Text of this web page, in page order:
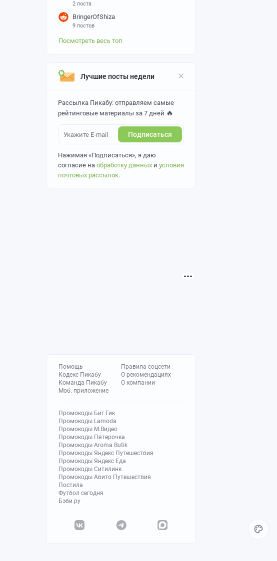
2 поста
BringerOfShiza
9 постов
Посмотреть весь топ
Лучшие посты недели
Рассылка Пикабу: отправляем самые
рейтинговые материалы за 7 дней 🔥
Подписаться
Нажимая «Подписаться», я даю
согласие на обработку данных и условия
почтовых рассылок.
Помощь
Кодекс Пикабу
Команда Пикабу
Моб. приложение
Правила соцсети
О рекомендациях
О компании
Промокоды Биг Гик
Промокоды Lamoda
Промокоды М.Видео
Промокоды Пятерочка
Промокоды Aroma Butik
Промокоды Яндекс Путешествия
Промокоды Яндекс Еда
Промокоды Ситилинк
Промокоды Авито Путешествия
Постила
Футбол сегодня
Бэби.ру